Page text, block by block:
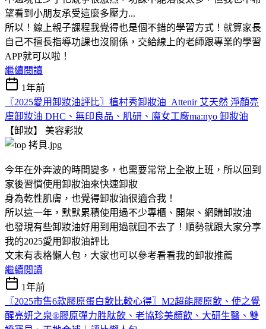
望看到小朋友承受這麼多壓力...
所以！線上親子課程我覺得也是個不錯的學習方式！就算家長
自己不擅長指導功課也沒關係，交給線上的老師跟專業的學習
APP就可以啦！
繼續閱讀
1年前
〖2025愛用卸妝油評比〗植村秀卸妝油 Attenir 艾天然 淨顏亮
膚卸妝油 DHC、無印良品、肌研、魔女工廠ma:nyo 卸妝油
【卸妝】 美容彩妝
今年在外奔波的時間變多，也需要常常上全妝上班，所以回到
家後習慣使用卸妝油來快速卸妝
身為乾性肌膚，也覺得卸妝油很適合我！
所以這一年，默默累積使用過不少專櫃、開架、網購卸妝油
也發現有些卸妝油好用到用過就回不去了！順勢就跟大家分享
我的2025愛用卸妝油評比
文末有表格懶人包，大家也可以參考看看我的卸妝推薦
繼續閱讀
1年前
〖2025市售6款膠原蛋白飲比較心得〗M2超能膠原飲、使之覺
醒亮妍之泉®膠原彈力胜肽飲、老協珍美顏飲、大研生醫、雙